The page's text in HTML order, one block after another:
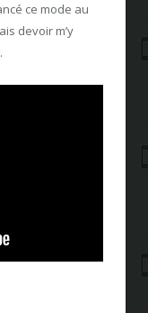
ce mode au
devoir m’y